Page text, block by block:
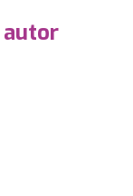
autor